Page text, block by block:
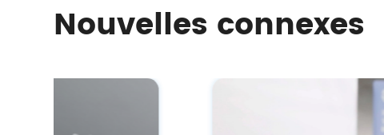
Nouvelles connexes